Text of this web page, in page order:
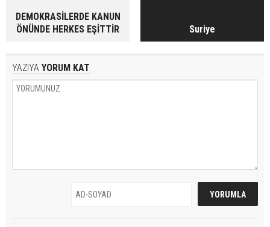
DEMOKRASİLERDE KANUN
ÖNÜNDE HERKES EŞİTTİR
Suriye
YAZIYA YORUM KAT